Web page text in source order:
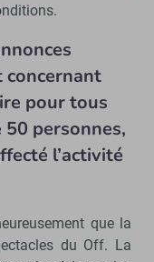
pour tous
personnes,
l’activité
que la
du Off. La